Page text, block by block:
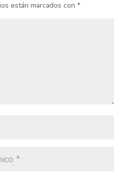
están marcados con *